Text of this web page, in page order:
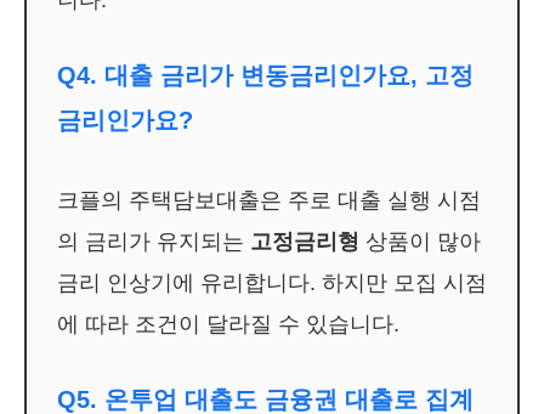
Q4. 대출 금리가 변동금리인가요, 고정
금리인가요?
크플의 주택담보대출은 주로 대출 실행 시점
의 금리가 유지되는 고정금리형 상품이 많아
금리 인상기에 유리합니다. 하지만 모집 시점
에 따라 조건이 달라질 수 있습니다.
Q5. 온투업 대출도 금융권 대출로 집계